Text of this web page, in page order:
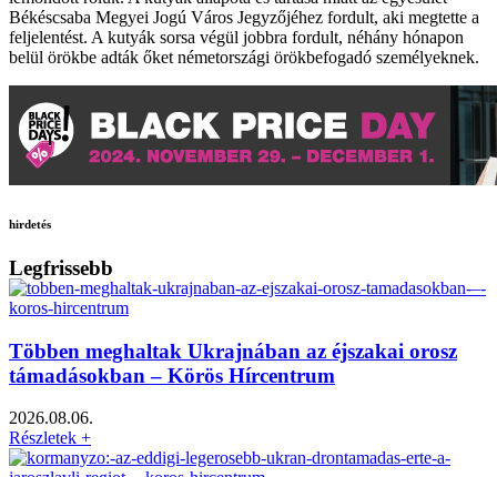
Békéscsaba Megyei Jogú Város Jegyzőjéhez fordult, aki megtette a
feljelentést. A kutyák sorsa végül jobbra fordult, néhány hónapon
belül örökbe adták őket németországi örökbefogadó személyeknek.
hirdetés
Legfrissebb
Többen meghaltak Ukrajnában az éjszakai orosz
támadásokban – Körös Hírcentrum
2026.08.06.
Részletek +